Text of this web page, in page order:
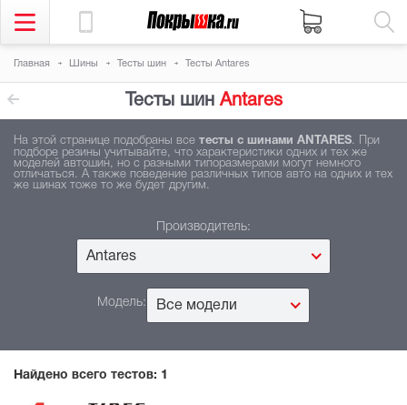
Главная Шины Тесты шин Тесты Antares
Тесты шинAntares
На этой странице подобраны все тесты с шинами ANTARES. При
подборе резины учитывайте, что характеристики одних и тех же
моделей автошин, но с разными типоразмерами могут немного
отличаться. А также поведение различных типов авто на одних и тех
же шинах тоже то же будет другим.
Производитель:
Antares
Модель: Все модели
Найдено всего тестов: 1